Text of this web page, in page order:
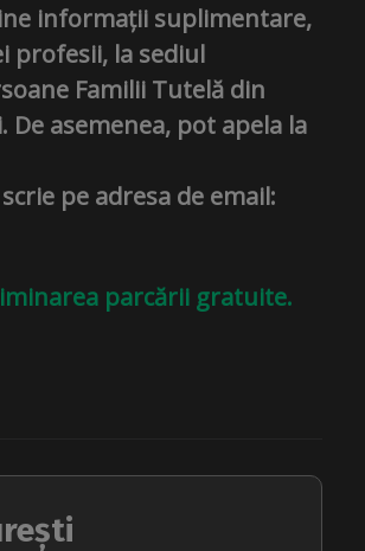
informații suplimentare,
profesii, la sediul
Familii Tutelă din
De asemenea, pot apela la
pe adresa de email:
parcării gratuite.